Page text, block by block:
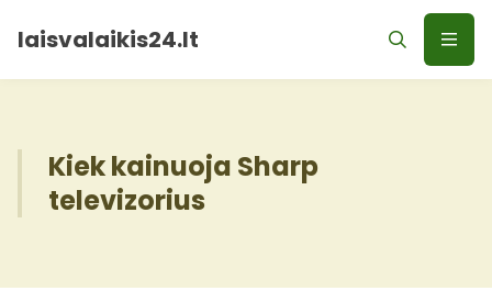
laisvalaikis24.lt
Kiek kainuoja Sharp
televizorius